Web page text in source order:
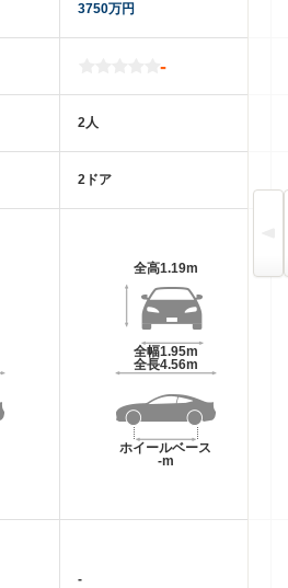
3750万円
-
2人
2ドア
全高1.19m
全幅1.95m
全長4.56m
ホイールベース
-m
-